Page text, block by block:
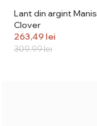
Lant din argint
Clover
309,99lei
263,49 lei